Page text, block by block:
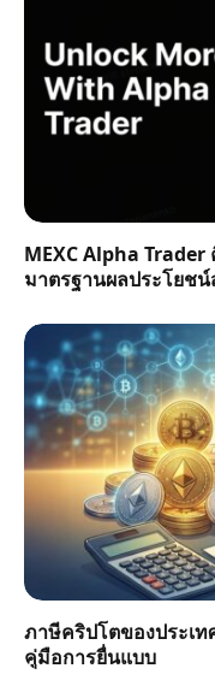
MEXC Alpha
มาตรฐานผลประโยช
ภาษีคริปโตของประเ
คู่มือการยื่นแบบ